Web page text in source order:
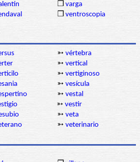
❒ varga
❒ ventroscopia
➳ vértebra
➳ vertical
➳ vertiginoso
➳ vesícula
➳ vestal
➳ vestir
➳ veta
➳ veterinario